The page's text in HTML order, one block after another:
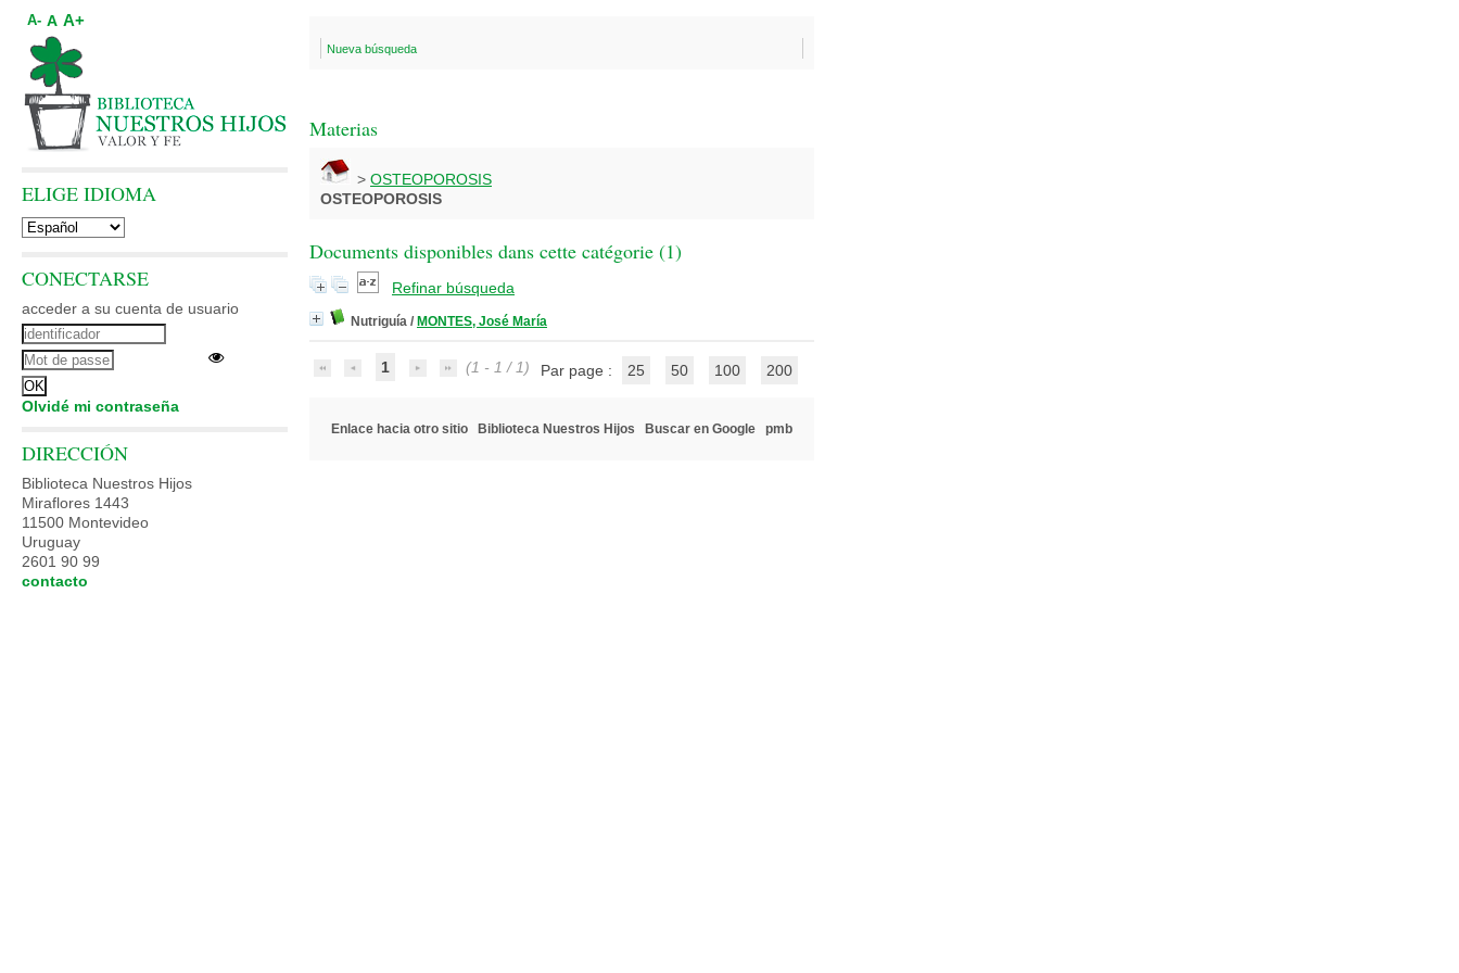
Nueva búsqueda
Materias
> OSTEOPOROSIS
OSTEOPOROSIS
Documents disponibles dans cette catégorie (1)
Refinar búsqueda
Nutriguía / MONTES, José María
1 (1 - 1 / 1) Par page : 25 50 100 200
Enlace hacia otro sitio Biblioteca Nuestros Hijos Buscar en Google pmb
A- A A+
ELIGE IDIOMA
CONECTARSE
acceder a su cuenta de usuario
Olvidé mi contraseña
DIRECCIÓN
Biblioteca Nuestros Hijos
Miraflores 1443
11500 Montevideo
Uruguay
2601 90 99
contacto